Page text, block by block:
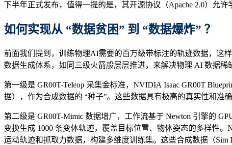
下半年正式发布，值得一提的是，其开源协议（Apache 2.0）允
如何实现从 “数据贫困” 到 “数据爆炸” ？
前面我们提到，训练物理AI需要的百万级带标注的轨迹数据，这
数据生成体系，如同三级火箭般层层推进，来解决物理 AI 数据稀
第一级是 GR00T-Teleop 采集金标准，NVIDIA Isaac GR00T
据），作为合成数据的 “种子”。这些数据具有极高的真实性和准
第二级是 GR00T-Mimic 数据增广，工作流基于 Newton 引擎的
变换生成 1000 条变体轨迹，覆盖目标位置、物体姿态的多样性
运动轨迹和抓取力数据，构建多维度训练集。这些合成数据（